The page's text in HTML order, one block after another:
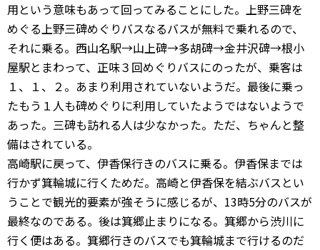
用という意味もあって回ってみることにした。上野三碑を
めぐる上野三碑めぐりバスなるバスが無料で乗れるので、
それに乗る。西山名駅→山上碑→多胡碑→金井沢碑→根小
屋駅とまわって、正味３回めぐりバスにのったが、乗客は
１、１、２。あまり利用されていないようだ。最後に乗っ
たもう１人も碑めぐりに利用していたようではないようで
あった。三碑も訪れる人は少なかった。ただ、ちゃんと整
備はされている。
高崎駅に戻って、伊香保行きのバスに乗る。伊香保までは
行かず箕輪城に行くためだ。高崎と伊香保を結ぶバスとい
うことで観光的要素が強そうに感じるが、13時5分のバスが
最終なのである。後は箕郷止まりになる。箕郷から渋川に
行く便はある。箕郷行きのバスでも箕輪城まで行けるのだ